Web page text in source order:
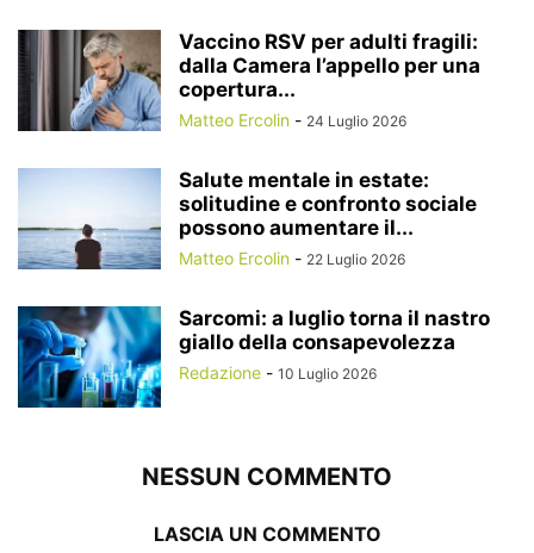
Vaccino RSV per adulti fragili:
dalla Camera l’appello per una
copertura...
Matteo Ercolin - 24 Luglio 2026
Salute mentale in estate:
solitudine e confronto sociale
possono aumentare il...
Matteo Ercolin - 22 Luglio 2026
Sarcomi: a luglio torna il nastro
giallo della consapevolezza
Redazione - 10 Luglio 2026
NESSUN COMMENTO
LASCIA UN COMMENTO